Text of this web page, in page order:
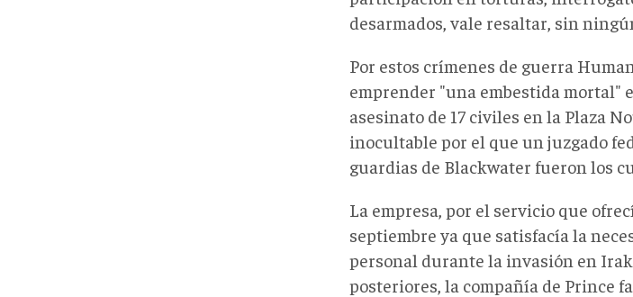
desarmados, vale resaltar, sin
Por estos crímenes de guerra
emprender "una embestida mortal"
asesinato de 17 civiles en la Plaza
inocultable por el que un juzgado
guardias de Blackwater fueron los
La empresa, por el servicio que
septiembre ya que satisfacía la
personal durante la invasión en
posteriores, la compañía de Prince